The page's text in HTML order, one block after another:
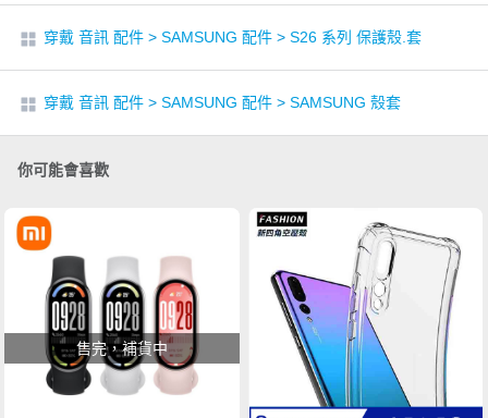
穿戴 音訊 配件 > SAMSUNG 配件 > S26 系列 保護殼.套
穿戴 音訊 配件 > SAMSUNG 配件 > SAMSUNG 殼套
你可能會喜歡
售完，補貨中